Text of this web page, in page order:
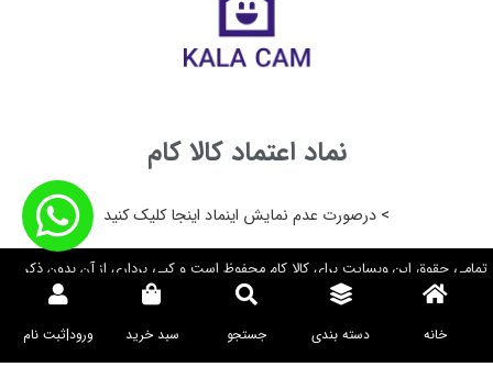
نماد اعتماد کالا کام
> درصورت عدم نمایش اینماد اینجا کلیک کنید
تمامی حقوق این وبسایت برای کالا کام محفوظ است و کپی برداری از آن بدون ذکر
منبع دارایی پیگرد قانونی می باشد. ۲۰۲۴©
خانه دسته بندی جستجو سبد خرید ورود|ثبت نام